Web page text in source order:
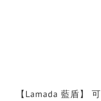
【Lamada 藍盾】 可